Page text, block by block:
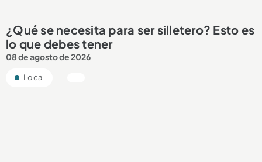
¿Qué se necesita para ser silletero? Esto es
lo que debes tener
08 de agosto de 2026
Local